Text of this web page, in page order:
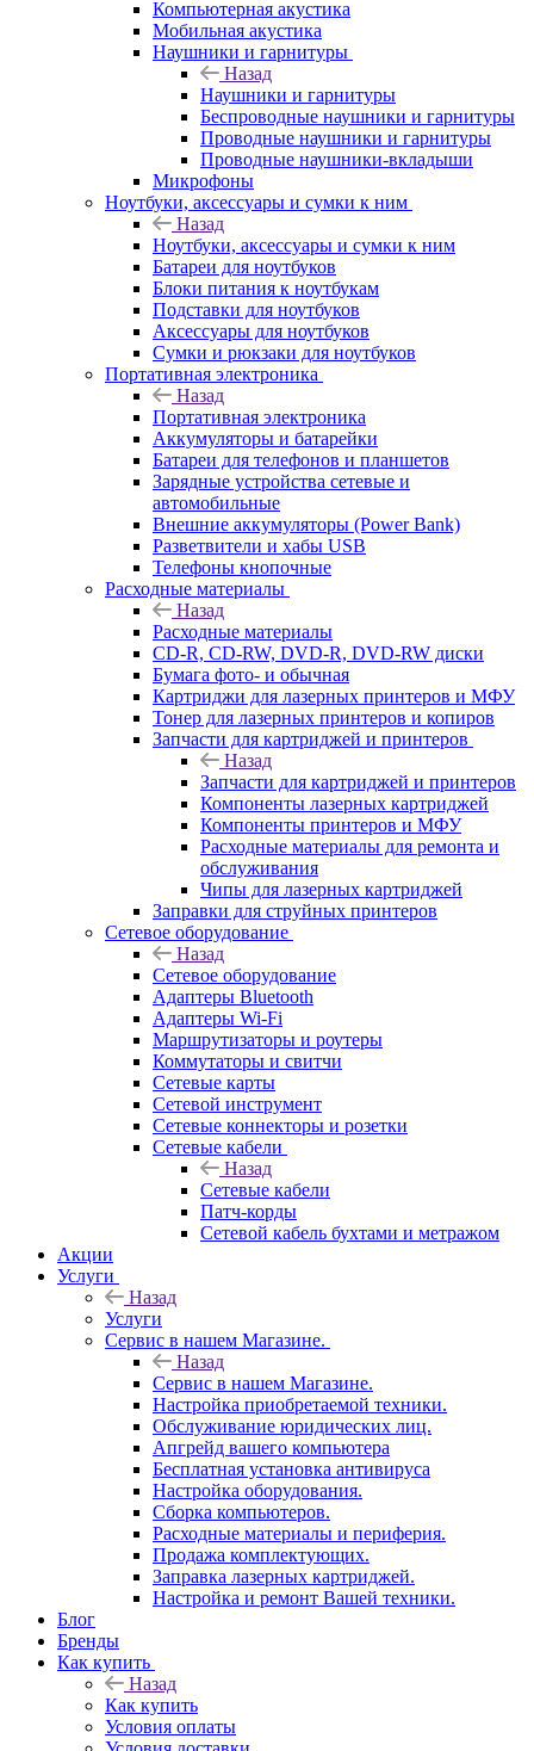
Компьютерная акустика
Мобильная акустика
Наушники и гарнитуры
Назад
Наушники и гарнитуры
Беспроводные наушники и гарнитуры
Проводные наушники и гарнитуры
Проводные наушники-вкладыши
Микрофоны
Ноутбуки, аксессуары и сумки к ним
Назад
Ноутбуки, аксессуары и сумки к ним
Батареи для ноутбуков
Блоки питания к ноутбукам
Подставки для ноутбуков
Аксессуары для ноутбуков
Сумки и рюкзаки для ноутбуков
Портативная электроника
Назад
Портативная электроника
Аккумуляторы и батарейки
Батареи для телефонов и планшетов
Зарядные устройства сетевые и
автомобильные
Внешние аккумуляторы (Power Bank)
Разветвители и хабы USB
Телефоны кнопочные
Расходные материалы
Назад
Расходные материалы
CD-R, CD-RW, DVD-R, DVD-RW диски
Бумага фото- и обычная
Картриджи для лазерных принтеров и МФУ
Тонер для лазерных принтеров и копиров
Запчасти для картриджей и принтеров
Назад
Запчасти для картриджей и принтеров
Компоненты лазерных картриджей
Компоненты принтеров и МФУ
Расходные материалы для ремонта и
обслуживания
Чипы для лазерных картриджей
Заправки для струйных принтеров
Сетевое оборудование
Назад
Сетевое оборудование
Адаптеры Bluetooth
Адаптеры Wi-Fi
Маршрутизаторы и роутеры
Коммутаторы и свитчи
Сетевые карты
Сетевой инструмент
Сетевые коннекторы и розетки
Сетевые кабели
Назад
Сетевые кабели
Патч-корды
Сетевой кабель бухтами и метражом
Акции
Услуги
Назад
Услуги
Сервис в нашем Магазине.
Назад
Сервис в нашем Магазине.
Настройка приобретаемой техники.
Обслуживание юридических лиц.
Апгрейд вашего компьютера
Бесплатная установка антивируса
Настройка оборудования.
Сборка компьютеров.
Расходные материалы и периферия.
Продажа комплектующих.
Заправка лазерных картриджей.
Настройка и ремонт Вашей техники.
Блог
Бренды
Как купить
Назад
Как купить
Условия оплаты